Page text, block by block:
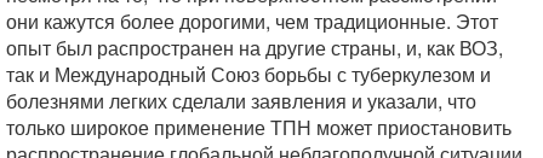
они кажутся более дорогими, чем традиционные. Этот
опыт был распространен на другие страны, и, как ВОЗ,
так и Международный Союз борьбы с туберкулезом и
болезнями легких сделали заявления и указали, что
только широкое применение ТПН может приостановить